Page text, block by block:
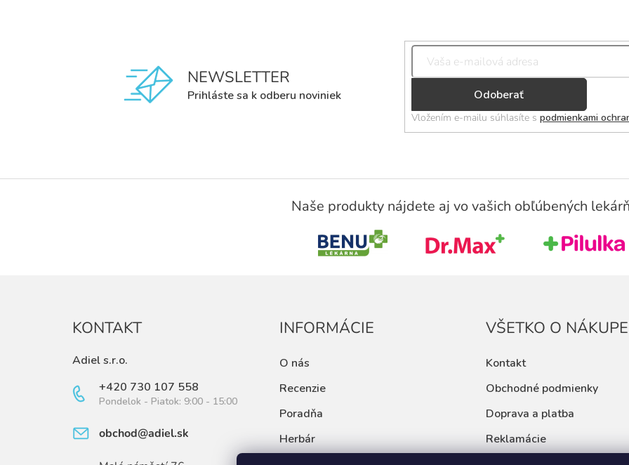
NEWSLETTER
Prihláste sa k odberu noviniek
Přihlásit
se
Vložením e-mailu súhlasíte s podmienkami
Z
Naše produkty nájdete aj vo vašich obľúbených
KONTAKT
Adiel s.r.o.
+420 730 107 558
Pondelok - Piatok: 9:00 - 15:00
obchod@adiel.sk
INFORMÁCIE
O nás
Recenzie
Poradňa
Herbár
VŠETKO O NÁKUPE
Kontakt
Obchodné podmienky
Doprava a platba
Reklamácie